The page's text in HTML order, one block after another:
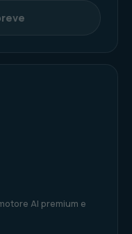
AI premium e